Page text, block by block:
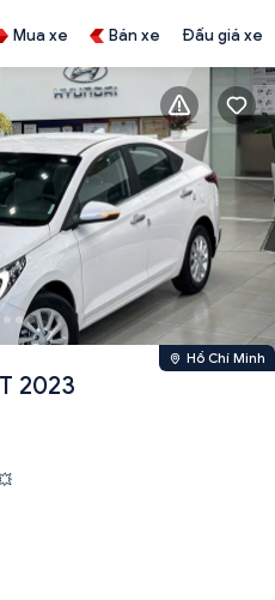
Mua xe Bán xe Đấu giá xe
Hồ Chí Minh
2023